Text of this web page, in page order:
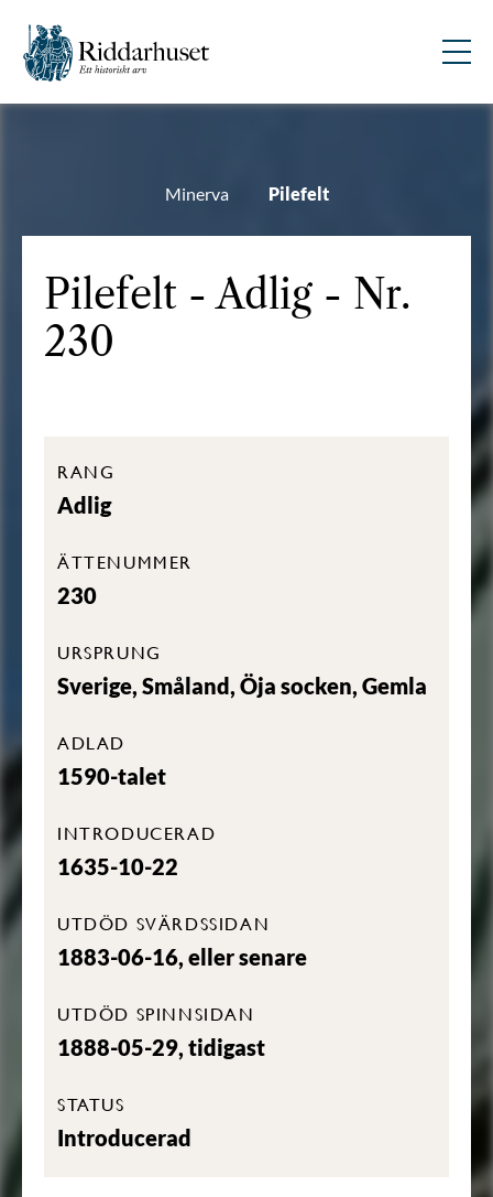
Minerva Pilefelt
Pilefelt - Adlig - Nr.
230
RANG
Adlig
ÄTTENUMMER
230
URSPRUNG
Sverige, Småland, Öja socken, Gemla
ADLAD
1590-talet
INTRODUCERAD
1635-10-22
UTDÖD SVÄRDSSIDAN
1883-06-16, eller senare
UTDÖD SPINNSIDAN
1888-05-29, tidigast
STATUS
Introducerad